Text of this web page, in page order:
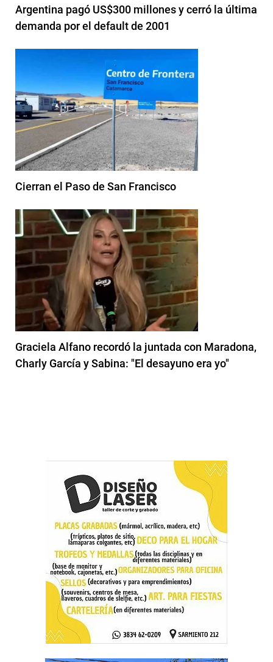
Argentina pagó US$300 millones y cerró la última
demanda por el default de 2001
Cierran el Paso de San Francisco
Graciela Alfano recordó la juntada con Maradona,
Charly García y Sabina: "El desayuno era yo"